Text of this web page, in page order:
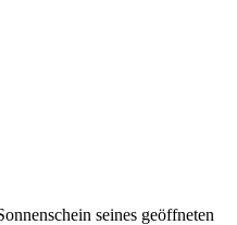
seines geöffneten